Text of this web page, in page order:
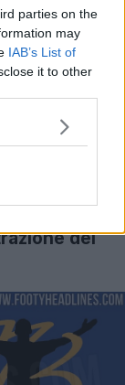
parties on the
may
IAB’s List of
it to other
il bianco, il
Bellingham
presto le
ma non
e sul
del